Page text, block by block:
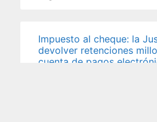
Impuesto al cheque: la
devolver retenciones
cuenta de pagos